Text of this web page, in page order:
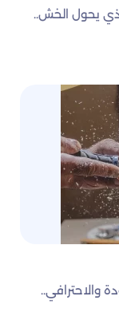
يحول الخش..
والاحترافي..